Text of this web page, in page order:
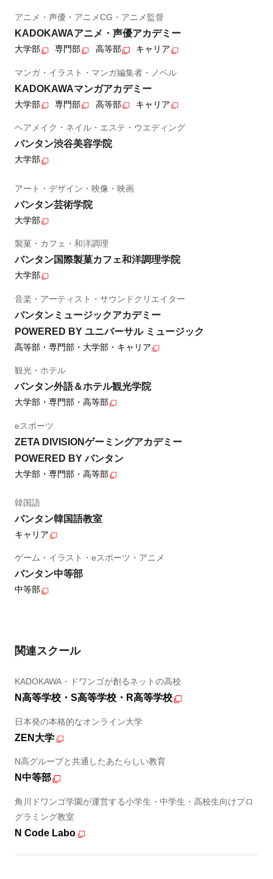
アニメ・声優・アニメCG・アニメ監督
KADOKAWAアニメ・声優アカデミー
大学部 専門部 高等部 キャリア
マンガ・イラスト・マンガ編集者・ノベル
KADOKAWAマンガアカデミー
大学部 専門部 高等部 キャリア
ヘアメイク・ネイル・エステ・ウエディング
バンタン渋谷美容学院
大学部
アート・デザイン・映像・映画
バンタン芸術学院
大学部
製菓・カフェ・和洋調理
バンタン国際製菓カフェ和洋調理学院
大学部
音楽・アーティスト・サウンドクリエイター
バンタンミュージックアカデミー
POWERED BY ユニバーサル ミュージック
高等部・専門部・大学部・キャリア
観光・ホテル
バンタン外語＆ホテル観光学院
大学部・専門部・高等部
eスポーツ
ZETA DIVISIONゲーミングアカデミー
POWERED BY バンタン
大学部・専門部・高等部
韓国語
バンタン韓国語教室
キャリア
ゲーム・イラスト・eスポーツ・アニメ
バンタン中等部
中等部
関連スクール
KADOKAWA・ドワンゴが創るネットの高校
N高等学校・S高等学校・R高等学校
日本発の本格的なオンライン大学
ZEN大学
N高グループと共通したあたらしい教育
N中等部
角川ドワンゴ学園が運営する小学生・中学生・高校生向けプロ
グラミング教室
N Code Labo